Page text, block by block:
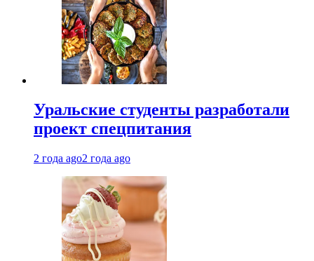
Уральские студенты разработали
проект спецпитания
2 года ago2 года ago